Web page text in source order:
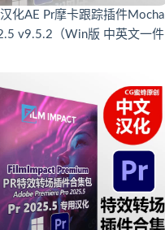
化AE Pr摩卡跟踪插件Mocha
v9.5.2（Win版 中英文一件